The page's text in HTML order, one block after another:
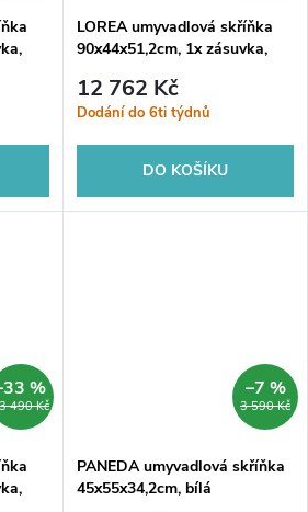
LOREA umyvadlová skříňka
90x44x51,2cm, 1x zásuvka,
12 762 Kč
Dodání do 6ti týdnů
DO KOŠÍKU
490 Kč
%
3 590 Kč
–7 %
PANEDA umyvadlová skříňka
45x55x34,2cm, bílá